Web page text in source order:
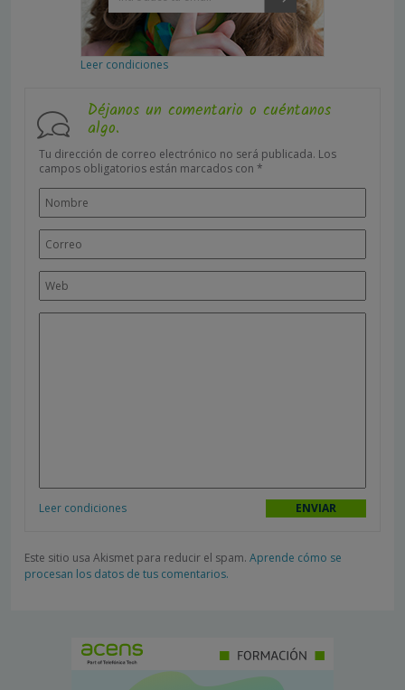
Leer condiciones
Déjanos un comentario o cuéntanos
algo.
Tu dirección de correo electrónico no será publicada. Los
campos obligatorios están marcados con *
Leer condiciones
Este sitio usa Akismet para reducir el spam. Aprende cómo se
procesan los datos de tus comentarios.